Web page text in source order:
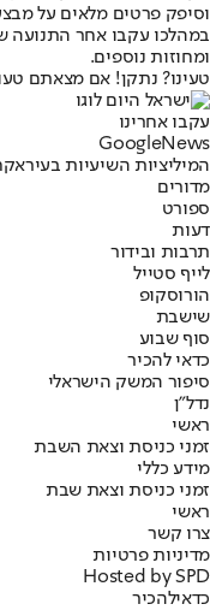
וסיפק פרטים מלאים על
במהלכו עקבו אחר התנועה
ומחוזות נוספים.
טעינו? נתקן! אם מצאתם
עקבו אחרינו
Googl eNews
המיליציות השיעיות בעיראק
מדורים
ספורט
דעות
תרבות ובידור
לייף סטייל
הורוסקופ
שישבת
סוף שבוע
כדאי להכיר
סיפור המשק הישראלי
נדל"ן
ראשי
זמני כניסת וצאת השבת
מידע כללי
זמני כניסת וצאת שבת
ראשי
צרו קשר
מדיניות פרטיות
Hosted by SPD
כדאילהכיר